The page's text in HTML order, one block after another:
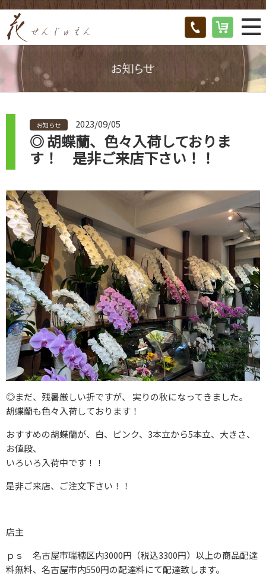
お知らせ 2023/09/05
◎ 胡蝶蘭、色々入荷しておりま
す！ 是非ご来店下さい！！
◎まだ、残暑厳しい折ですが、 実りの秋になってきました。
胡蝶蘭も色々入荷しております！
おすすめの胡蝶蘭が、白、ピンク、3本立から5本立、大きさ、
お値段、
いろいろ入荷中です！！
是非ご来店、ご注文下さい！！
店主
ｐｓ 名古屋市瑞穂区内3000円（税込3300円）以上の商品配達
料無料、名古屋市内550円の配達料にて配達致します。